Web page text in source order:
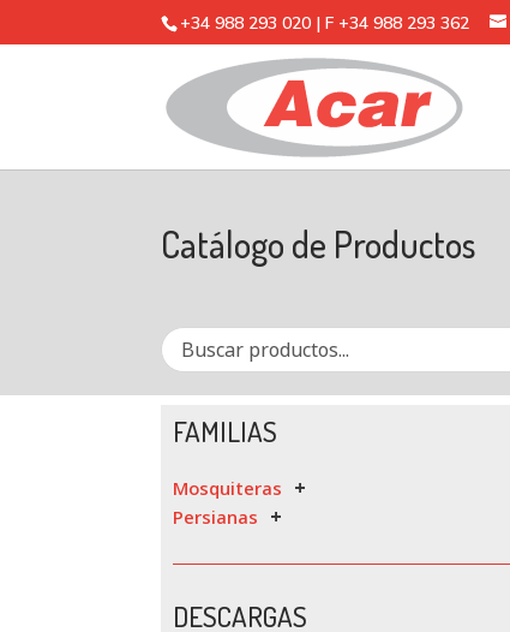
+34 988 293 020 | F +34 988 293 362
Catálogo de Productos
FAMILIAS
Mosquiteras
Persianas
DESCARGAS